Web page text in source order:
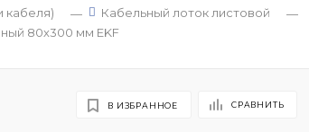
кабеля) — Кабельный лоток листовой
—
80х300 мм EKF
В ИЗБРАННОЕ СРАВНИТЬ